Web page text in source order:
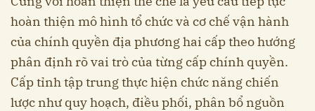
hoàn thiện mô hình tổ chức và cơ chế vận hành
của chính quyền địa phương hai cấp theo hướng
phân định rõ vai trò của từng cấp chính quyền.
Cấp tỉnh tập trung thực hiện chức năng chiến
lược như quy hoạch, điều phối, phân bổ nguồn